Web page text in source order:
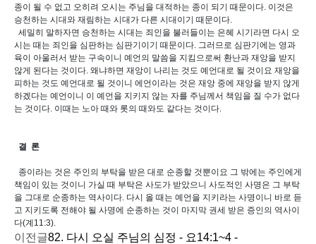
종이 될 수 없고 오히려 오시는 주님을 대적하는 종이 되기 때문이다. 이것은
승천하는 시대와 재림하는 시대가 다른 시대이기 때문이다.
세밀히 말하자면 승천하는 시대는 죄인을 불러들이는 은혜 시기라면 다시 오
시는 때는 죄인을 심판하는 심판기이기 때문이다. 그러므로 심판기에는 영과
육이 아울러서 받는 구속이니 예언의 말씀을 지킴으로써 환난과 재앙을 받지
않게 된다는 것이다. 왜냐하면 재앙이 나리는 것도 예언대로 될 것이요 재앙을
피하는 것도 예언대로 될 것이니 에언이라는 것은 재앙 중에 재앙을 받지 않게
하겠다는 예언이니 이 예언을 지키지 않는 자를 주님께서 책임을 질 수가 없다
는 것이다. 이때는 노아 때와 롯의 때와도 같다는 것이다.
결 론
종이라는 것은 주인의 부탁을 받은 대로 순종할 것뿐이요 그 밖에는 주인에게
책임이 있는 것이니 가실 때 부탁은 사도가 받았으니 사도적인 사명은 그 부탁
을 그대로 순종하는 역사이다. 다시 올 때는 예언을 지키라는 사명이니 바로 듣
고 지키도록 전해야 될 사명에 순종하는 것이 마지막 권세 받은 증인의 역사이
다(계11:3).
이전글
82. 다시 오실 주님의 심정 - 요14:1~4 -